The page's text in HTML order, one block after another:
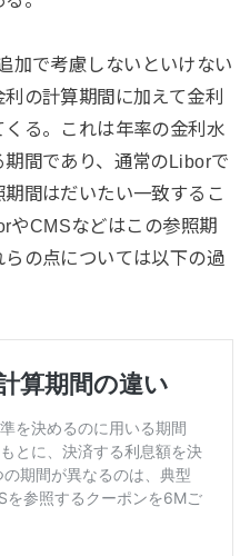
加で考慮しないといけない
の計算期間に加えて金利
る。これは年率の金利水
間であり、通常のLiborで
間はだいたい一致するこ
やCMSなどはこの参照期
の点については以下の過